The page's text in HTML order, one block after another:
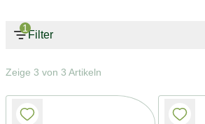
1
Filter
Zeige 3 von 3 Artikeln